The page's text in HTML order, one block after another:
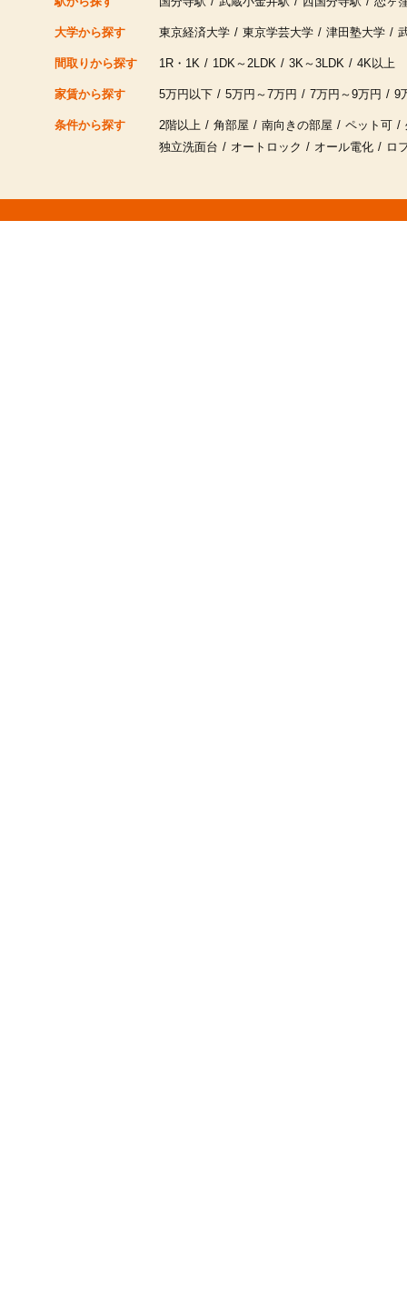
大学から探す 東京経済大学 東京学芸大学 津田塾大学
間取りから探す 1R・1K 1DK～2LDK 3K～3LDK 4K以上
家賃から探す 5万円以下 5万円～7万円 7万円～9万円 9
条件から探す 2階以上 角部屋 南向きの部屋 ペット可
独立洗面台
オートロック オール電化 ロ